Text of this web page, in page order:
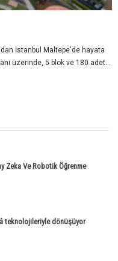
İstanbul Maltepe'de hayata
üzerinde, 5 blok ve 180 adet...
Zeka Ve Robotik Öğrenme
teknolojileriyle dönüşüyor